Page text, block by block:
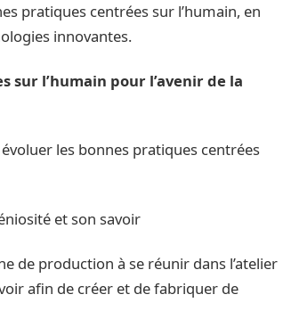
pratiques centrées sur l’humain, en
innovantes.
l’humain pour l’avenir de la
les bonnes pratiques centrées
et son savoir
de production à se réunir dans l’atelier
afin de créer et de fabriquer de